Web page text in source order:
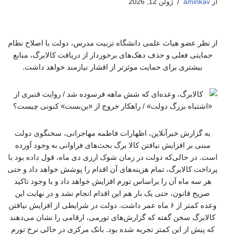
از aminkav ژوئن 12, 2026
از نظر عضو هیات علمی دانشگاه تربیت مدرس، دولت با اصلاح نظام
حمایتی فعلی و حذف دهک‌های برخوردار از دریافت کالابرگ، منابع
بیشتری برای حمایت موثرتر از اقشار نیازمند خواهد داشت.
به گزارش خبرآنلاین، اظهارات فاطمه مهاجرانی، سخنگوی دولت
مبنی بر افزایش نیافتن کالا برگ بحث‌های فراوانی به وجود آورده
است. در حالی‌که دولت در زمان شوک ارزی دی ماه، قول داده بود با
پرداخت کالابرگ، تمام هزینه‌های آن اقدام را پوشش خواهد داد و حتی
هر سه ماه آن را براساس تورم افزایش خواهد داد و با وجود تاکید
صریح قانون، حتی یک بار هم این اقدام انجام نشد و در نهایت این
وعده کمتر از ۶ ماه عمر داشت. دولت در شرایطی از افزایش نیافتن
کالابرگ سخن گفته که گزارش‌های تورمی، ارقامی را نشان می‌دهند
که پیش از این کمتر تجربه شده بود. بانک مرکزی در حالی نرخ تورم